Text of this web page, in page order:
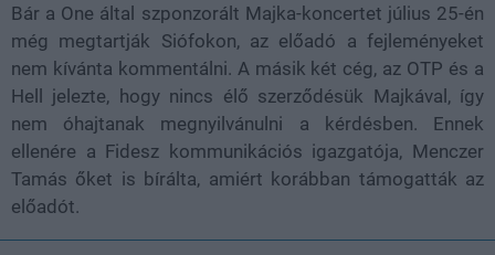
Bár a One által szponzorált Majka-koncertet július 25-én
még megtartják Siófokon, az előadó a fejleményeket
nem kívánta kommentálni. A másik két cég, az OTP és a
Hell jelezte, hogy nincs élő szerződésük Majkával, így
nem óhajtanak megnyilvánulni a kérdésben. Ennek
ellenére a Fidesz kommunikációs igazgatója, Menczer
Tamás őket is bírálta, amiért korábban támogatták az
előadót.